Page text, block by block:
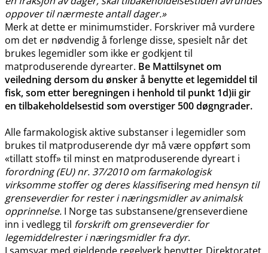
oppover til nærmeste antall dager.»
Merk at dette er minimumstider. Forskriver må vurdere
om det er nødvendig å forlenge disse, spesielt når det
brukes legemidler som ikke er godkjent til
matproduserende dyrearter. Be Mattilsynet om
veiledning dersom du ønsker å benytte et legemiddel til
fisk, som etter beregningen i henhold til punkt 1d)ii gir
en tilbakeholdelsestid som overstiger 500 døgngrader.
Alle farmakologisk aktive substanser i legemidler som
brukes til matproduserende dyr må være oppført som
«tillatt stoff» til minst en matproduserende dyreart i
forordning (EU) nr. 37/2010 om farmakologisk
virksomme stoffer og deres klassifisering med hensyn til
grenseverdier for rester i næringsmidler av animalsk
opprinnelse. I Norge tas substansene​/​grenseverdiene
inn i vedlegg til forskrift om grenseverdier for
legemiddelrester i næringsmidler fra dyr.